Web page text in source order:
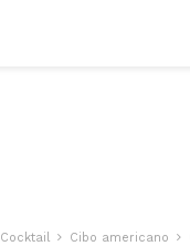
Cocktail Cibo americano